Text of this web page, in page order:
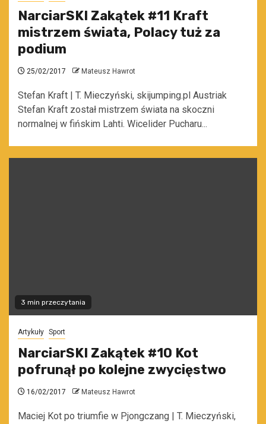
NarciarSKI Zakątek #11 Kraft
mistrzem świata, Polacy tuż za
podium
25/02/2017 Mateusz Hawrot
Stefan Kraft | T. Mieczyński, skijumping.pl Austriak
Stefan Kraft został mistrzem świata na skoczni
normalnej w fińskim Lahti. Wicelider Pucharu...
3 min przeczytania
Artykuły Sport
NarciarSKI Zakątek #10 Kot
pofrunął po kolejne zwycięstwo
16/02/2017 Mateusz Hawrot
Maciej Kot po triumfie w Pjongczang | T. Mieczyński,